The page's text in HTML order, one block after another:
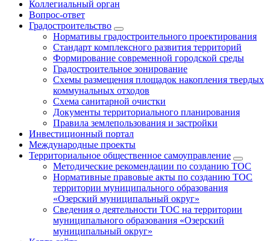
Коллегиальный орган
Вопрос-ответ
Градостроительство
Нормативы градостроительного проектирования
Стандарт комплексного развития территорий
Формирование современной городской среды
Градостроительное зонирование
Схемы размещения площадок накопления твердых
коммунальных отходов
Схема санитарной очистки
Документы территориального планирования
Правила землепользования и застройки
Инвестиционный портал
Международные проекты
Территориальное общественное самоуправление
Методические рекомендации по созданию ТОС
Нормативные правовые акты по созданию ТОС
территории муниципального образования
«Озерский муниципальный округ»
Сведения о деятельности ТОС на территории
муниципального образования «Озерский
муниципальный округ»